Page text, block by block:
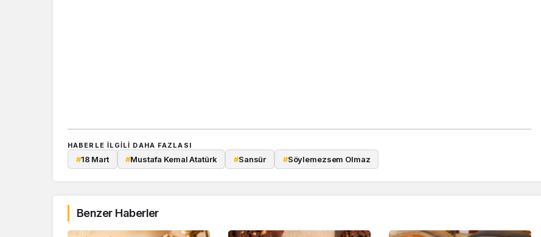
HABERLE ILGILI DAHA FAZLASI
#18 Mart #Mustafa Kemal Atatürk #Sansür #Söylemezsem Olmaz
Benzer Haberler